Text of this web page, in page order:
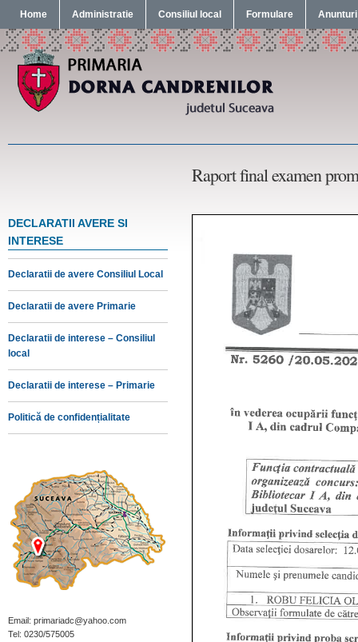
Home Administratie Consiliul local Formulare Anunturi
Raport final examen
DECLARATII AVERE SI
INTERESE
Declaratii de avere Consiliul Local
Declaratii de avere Primarie
Declaratii de interese – Consiliul
local
Declaratii de interese – Primarie
Politică de confidențialitate
Email: primariadc@yahoo.com
Tel: 0230/575005